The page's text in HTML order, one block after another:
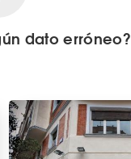
dato erróneo?